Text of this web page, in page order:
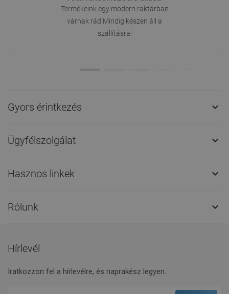
Termékeink egy modern raktárban
várnak rád.Mindig készen áll a
szállításra!
Gyors érintkezés 
Ügyfélszolgálat 
Hasznos linkek 
Rólunk 
Hírlevél
Iratkozzon fel a hírlevélre, és naprakész legyen.